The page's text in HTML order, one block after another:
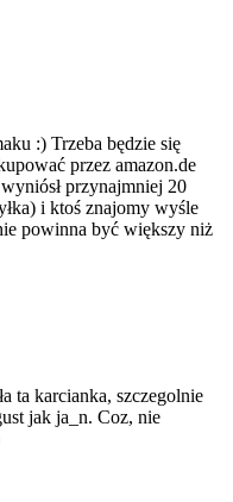
:) Trzeba będzie się
przez amazon.de
przynajmniej 20
i ktoś znajomy wyśle
powinna być większy niż
ta karcianka, szczegolnie
jak ja_n. Coz, nie